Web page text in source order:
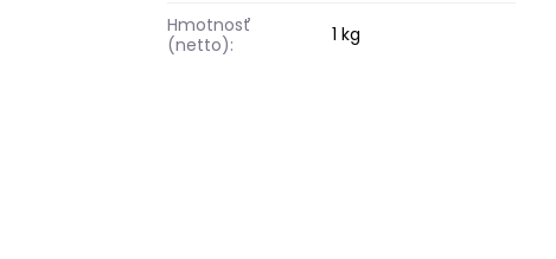
Hmotnosť
(netto):
1 kg